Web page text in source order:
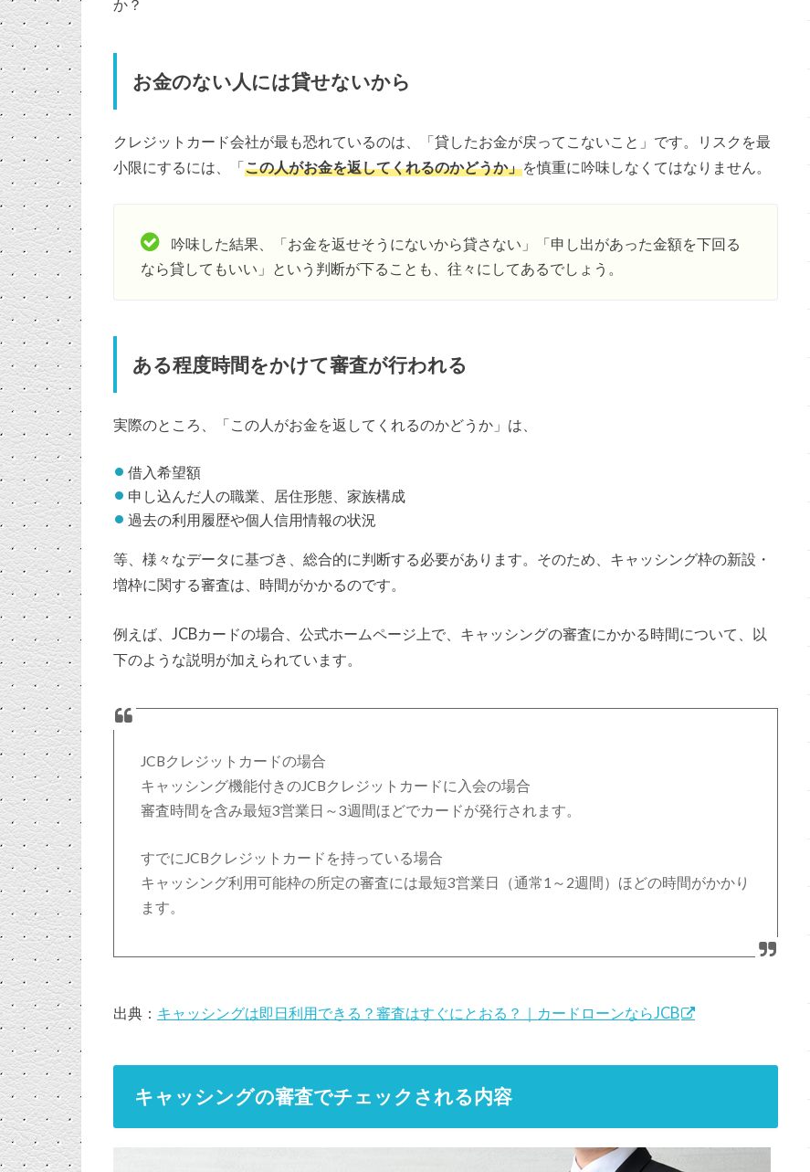
か？
お金のない人には貸せないから
クレジットカード会社が最も恐れているのは、「貸したお金が戻ってこないこと」です。リスクを最
小限にするには、「この人がお金を返してくれるのかどうか」を慎重に吟味しなくてはなりません。
吟味した結果、「お金を返せそうにないから貸さない」「申し出があった金額を下回る
なら貸してもいい」という判断が下ることも、往々にしてあるでしょう。
ある程度時間をかけて審査が行われる
実際のところ、「この人がお金を返してくれるのかどうか」は、
借入希望額
申し込んだ人の職業、居住形態、家族構成
過去の利用履歴や個人信用情報の状況
等、様々なデータに基づき、総合的に判断する必要があります。そのため、キャッシング枠の新設・
増枠に関する審査は、時間がかかるのです。
例えば、JCBカードの場合、公式ホームページ上で、キャッシングの審査にかかる時間について、以
下のような説明が加えられています。
JCBクレジットカードの場合
キャッシング機能付きのJCBクレジットカードに入会の場合
審査時間を含み最短3営業日～3週間ほどでカードが発行されます。
すでにJCBクレジットカードを持っている場合
キャッシング利用可能枠の所定の審査には最短3営業日（通常1～2週間）ほどの時間がかかり
ます。
出典： キャッシングは即日利用できる？審査はすぐにとおる？｜カードローンならJCB
キャッシングの審査でチェックされる内容